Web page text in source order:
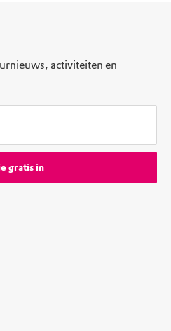
activiteiten en
gratis in